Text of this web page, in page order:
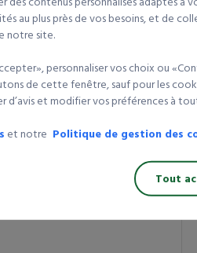
:500X350X70
1
3
au plus près de vos besoins, et de
notre site.
personnaliser vos choix ou
de cette fenêtre, sauf pour les
d’avis et modifier vos préférences à
et notre Politique de gestion des
Tout